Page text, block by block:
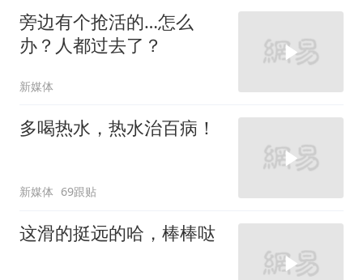
旁边有个抢活的…怎么
办？人都过去了？
新媒体
多喝热水，热水治百病！
新媒体 69跟贴
这滑的挺远的哈，棒棒哒